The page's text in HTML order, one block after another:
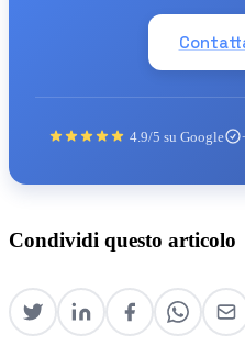
4.9/5 su Google
Condividi questo articolo